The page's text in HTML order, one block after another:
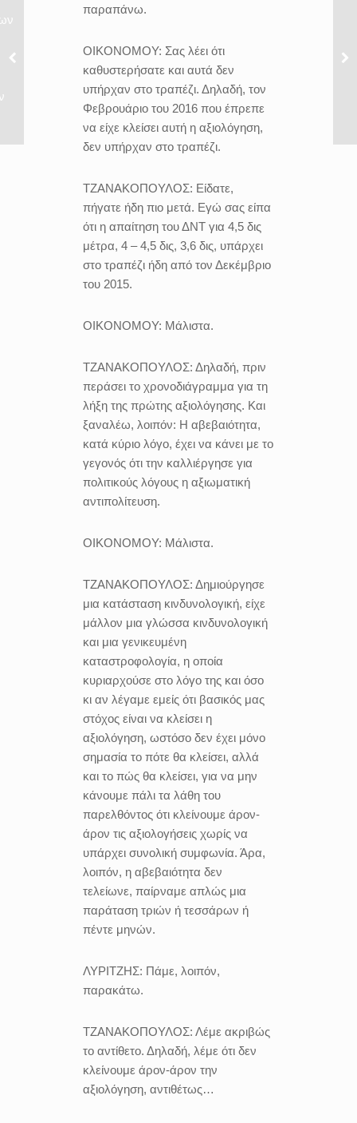
παραπάνω.
ΟΙΚΟΝΟΜΟΥ: Σας λέει ότι
καθυστερήσατε και αυτά δεν
υπήρχαν στο τραπέζι. Δηλαδή, τον
Φεβρουάριο του 2016 που έπρεπε
να είχε κλείσει αυτή η αξιολόγηση,
δεν υπήρχαν στο τραπέζι.
ΤΖΑΝΑΚΟΠΟΥΛΟΣ: Είδατε,
πήγατε ήδη πιο μετά. Εγώ σας είπα
ότι η απαίτηση του ΔΝΤ για 4,5 δις
μέτρα, 4 – 4,5 δις, 3,6 δις, υπάρχει
στο τραπέζι ήδη από τον Δεκέμβριο
του 2015.
ΟΙΚΟΝΟΜΟΥ: Μάλιστα.
ΤΖΑΝΑΚΟΠΟΥΛΟΣ: Δηλαδή, πριν
περάσει το χρονοδιάγραμμα για τη
λήξη της πρώτης αξιολόγησης. Και
ξαναλέω, λοιπόν: Η αβεβαιότητα,
κατά κύριο λόγο, έχει να κάνει με το
γεγονός ότι την καλλιέργησε για
πολιτικούς λόγους η αξιωματική
αντιπολίτευση.
ΟΙΚΟΝΟΜΟΥ: Μάλιστα.
ΤΖΑΝΑΚΟΠΟΥΛΟΣ: Δημιούργησε
μια κατάσταση κινδυνολογική, είχε
μάλλον μια γλώσσα κινδυνολογική
και μια γενικευμένη
καταστροφολογία, η οποία
κυριαρχούσε στο λόγο της και όσο
κι αν λέγαμε εμείς ότι βασικός μας
στόχος είναι να κλείσει η
αξιολόγηση, ωστόσο δεν έχει μόνο
σημασία το πότε θα κλείσει, αλλά
και το πώς θα κλείσει, για να μην
κάνουμε πάλι τα λάθη του
παρελθόντος ότι κλείνουμε άρον-
άρον τις αξιολογήσεις χωρίς να
υπάρχει συνολική συμφωνία. Άρα,
λοιπόν, η αβεβαιότητα δεν
τελείωνε, παίρναμε απλώς μια
παράταση τριών ή τεσσάρων ή
πέντε μηνών.
ΛΥΡΙΤΖΗΣ: Πάμε, λοιπόν,
παρακάτω.
ΤΖΑΝΑΚΟΠΟΥΛΟΣ: Λέμε ακριβώς
το αντίθετο. Δηλαδή, λέμε ότι δεν
κλείνουμε άρον-άρον την
αξιολόγηση, αντιθέτως…